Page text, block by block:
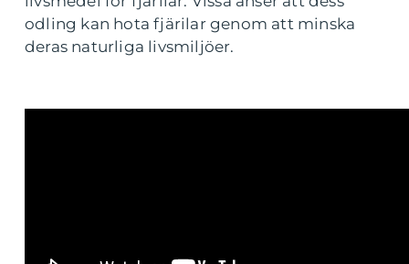
odling kan hota fjärilar genom att minska
deras naturliga livsmiljöer.